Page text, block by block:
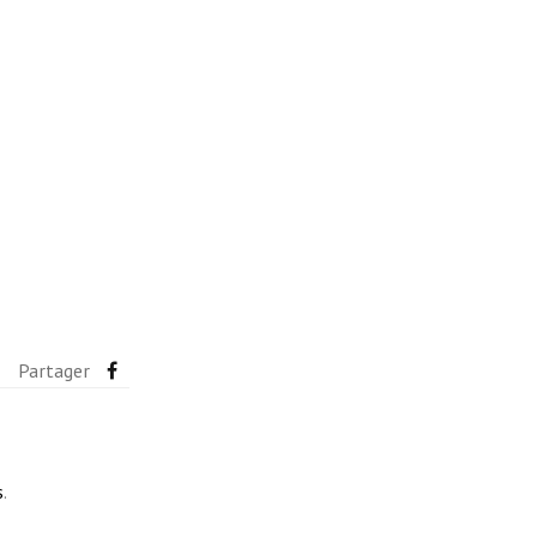
Partager
.